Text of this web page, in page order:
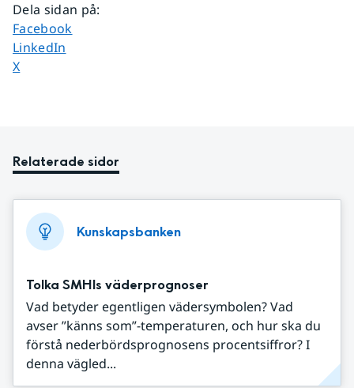
Dela sidan på:
Dela sidan på
Facebook
Dela sidan på
LinkedIn
Dela sidan på
X
Relaterade sidor
Kunskapsbanken
Tolka SMHIs väderprognoser
Vad betyder egentligen vädersymbolen? Vad
avser ”känns som”-temperaturen, och hur ska du
förstå nederbördsprognosens procentsiffror? I
denna vägled...